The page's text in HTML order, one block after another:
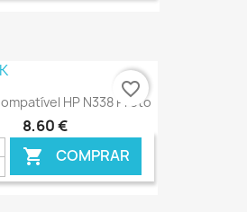
€ ONLINE
HP N338 Preto
8,60 €
 COMPRAR
favorite_border